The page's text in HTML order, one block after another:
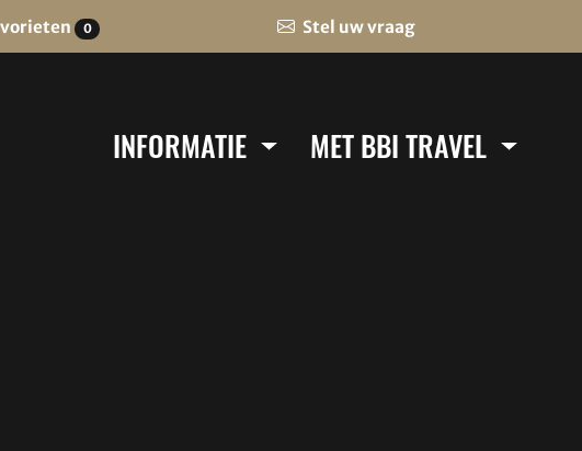
0 Stel uw vraag
INFORMATIE MET BBI TRAVEL